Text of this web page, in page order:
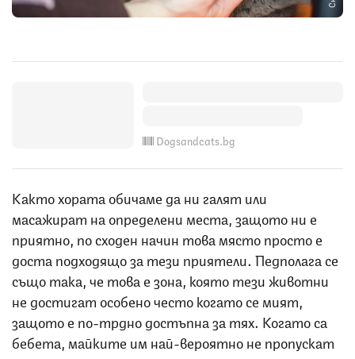
Dogsandcats.bg
Както хората обичаме да ни галят или
масажират на определени места, защото ни е
приятно, по сходен начин това място просто е
доста подходящо за тези приятели. Педполага се
също така, че това е зона, която тези животни
не достигат особено често когато се мият,
защото е по-трдно достъпна за тях. Когато са
бебета, майките им най-вероятно не пропускат